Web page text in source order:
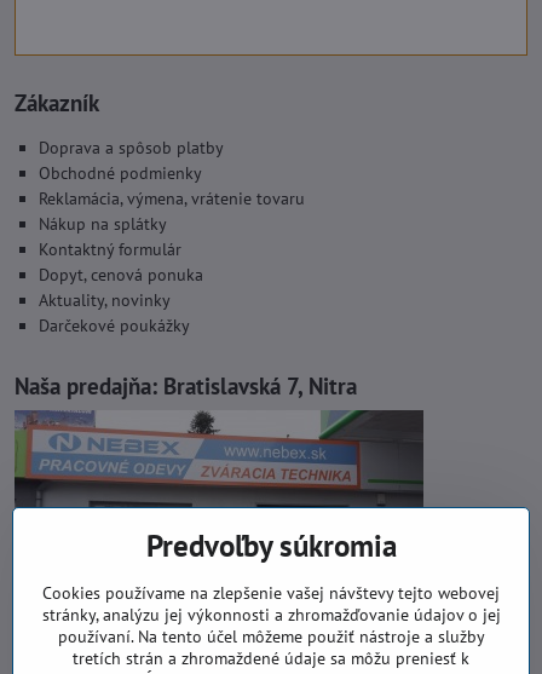
Zákazník
Doprava a spôsob platby
Obchodné podmienky
Reklamácia, výmena, vrátenie tovaru
Nákup na splátky
Kontaktný formulár
Dopyt, cenová ponuka
Aktuality, novinky
Darčekové poukážky
Naša predajňa: Bratislavská 7, Nitra
Predvoľby súkromia
Cookies používame na zlepšenie vašej návštevy tejto webovej
stránky, analýzu jej výkonnosti a zhromažďovanie údajov o jej
používaní. Na tento účel môžeme použiť nástroje a služby
tretích strán a zhromaždené údaje sa môžu preniesť k